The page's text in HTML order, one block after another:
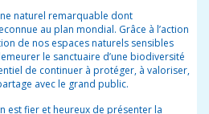
naturel remarquable dont
au plan mondial. Grâce à l’action
de nos espaces naturels sensibles
le sanctuaire d’une biodiversité
de continuer à protéger, à valoriser,
avec le grand public.
est fier et heureux de présenter la